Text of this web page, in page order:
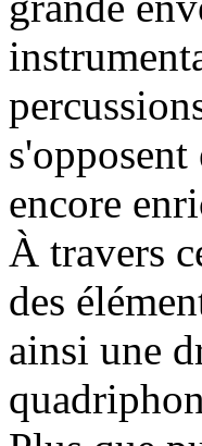
encore
À travers
des
ainsi une